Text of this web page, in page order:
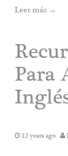
Leer más →
Para
12 years ago